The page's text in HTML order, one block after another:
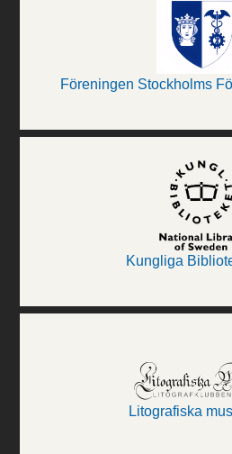
Föreningen Stockholms
Kungliga
Litografiska